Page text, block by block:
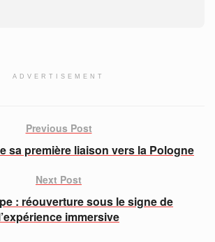
ADVERTISEMENT
Previous Post
sa première liaison vers la Pologne
Next Post
: réouverture sous le signe de
immersive